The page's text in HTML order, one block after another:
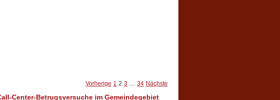
Vorherige 1 2 3 .... 34 Nächste
Center-Betrugsversuche im Gemeindegebiet